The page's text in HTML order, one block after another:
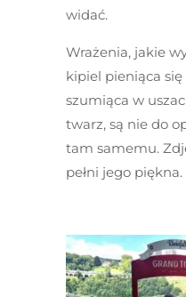
widać.
Wrażenia, jakie
kipiel pieniąca
szumiąca w
twarz, są nie do
tam samemu.
pełni jego piękna.